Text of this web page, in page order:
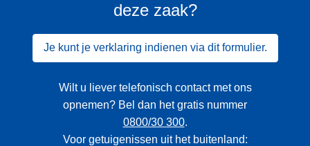
deze zaak?
Je kunt je verklaring indienen via dit formulier.
Wilt u liever telefonisch contact met ons
opnemen? Bel dan het gratis nummer
0800/30 300.
Voor getuigenissen uit het buitenland: